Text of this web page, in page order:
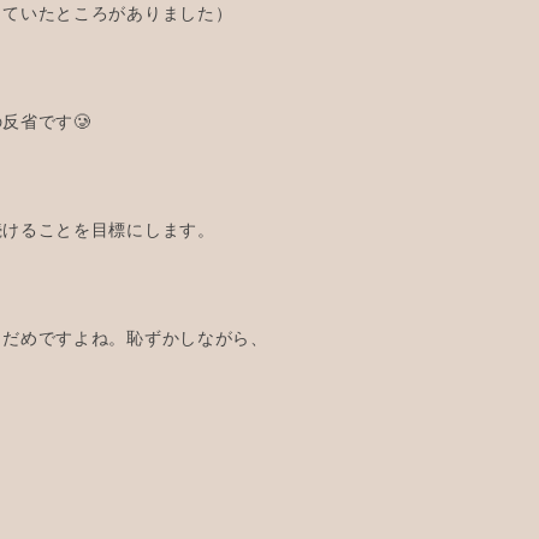
いたところがありました）
省です🥲
ることを目標にします。
めですよね。恥ずかしながら、